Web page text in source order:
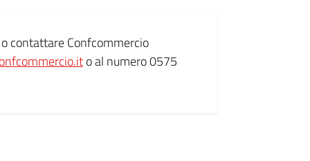
contattare Confcommercio
o al numero 0575